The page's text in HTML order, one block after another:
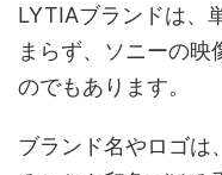
LYTIAブランドは、
まらず、ソニーの映
のでもあります。
ブランド名やロゴは